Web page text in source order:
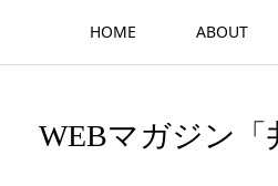
HOME ABOUT
WEBマガジン